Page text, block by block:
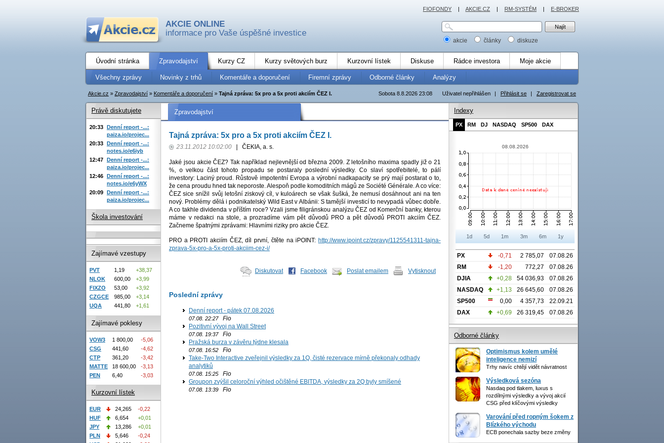
AKCIE ONLINE
informace pro Vaše úspěšné investice
akcie články diskuze
Úvodní stránka Zpravodajství Kurzy CZ Kurzy světových burz Kurzovní lístek Diskuse Rádce investora Moje akcie
Všechny zprávy Novinky z trhů Komentáře a doporučení Firemní zprávy Odborné články Analýzy
Uživatel nepřihlášen | Přihlásit se | Zaregistrovat se
Sobota 8.8.2026 23:08
Akcie.cz » Zpravodajství » Komentáře a doporučení » Tajná zpráva: 5x pro a 5x proti akciím ČEZ I.
Zpravodajství
Tajná zpráva: 5x pro a 5x proti akciím ČEZ I.
23.11.2012 10:02:00 ČEKIA, a. s.
Jaké jsou akcie ČEZ? Tak například nejlevnější od března 2009. Z letošního maxima spadly již o 21
%, o velkou část tohoto propadu se postaraly poslední výsledky. Co slaví spotřebitelé, to pálí
investory: Laciný proud. Růstově impotentní Evropa a výrobní nadkapacity se prý mají postarat o to,
že cena proudu hned tak neporoste. Alespoň podle komoditních mágů ze Société Générale. A co více:
ČEZ sice snížil svůj letošní ziskový cíl, v kuloárech se však šušká, že nemusí dosáhnout ani na ten
nový. Problémy dělá i podnikatelský Wild East v Albánii: S tamější investicí to nevypadá vůbec dobře.
A co takhle dividenda v příštím roce? Vzali jsme filigránskou analýzu ČEZ od Komerční banky, kterou
máme v redakci na stole, a prozradíme vám pět důvodů PRO a pět důvodů PROTI akciím ČEZ.
Začneme špatnými zprávami: Hlavními riziky pro akcie ČEZ.
PRO a PROTI akciím ČEZ, díl první, čtěte na iPOINT: http://www.ipoint.cz/zpravy/1125541311-tajna-
zprava-5x-pro-a-5x-proti-akciim-cez-i/
Diskutovat Facebook Poslat emailem Vytisknout
Poslední zprávy
Denní report - pátek 07.08.2026
07.08. 22:27Fio
Pozitivní vývoj na Wall Street
07.08. 19:37Fio
Pražská burza v závěru týdne klesala
07.08. 16:52 Fio
Take-Two Interactive zveřejnil výsledky za 1Q, čisté rezervace mírně překonaly odhady
analytiků
07.08. 15:25 Fio
Groupon zvýšil celoroční výhled očištěné EBITDA, výsledky za 2Q byly smíšené
07.08. 13:39 Fio
Právě diskutujete
20:33 Denní report -...:
paiza.io/projec...
20:33 Denní report -...:
notes.io/e6iyb
12:47 Denní report -...:
paiza.io/projec...
12:46 Denní report -...:
notes.io/e6yWX
20:09 Denní report -...:
paiza.io/projec...
Škola investování
Zajímavé vzestupy
PVT 1,19
+38,37
NLOK
600,00
+3,99
FIXZO
53,00
+3,92
CZGCE
985,00
+3,14
UQA
441,80 +1,61
Zajímavé poklesy
VOW3 1 800,00
-5,06
CSG
441,60
-4,62
CTP
361,20
-3,42
MATTE
18 600,00
-3,13
PEN
6,40 -3,03
Kurzovní lístek
EUR 24,265
-0,22
HUF
6,654
+0,01
JPY
13,286
+0,01
PLN
5,646
-0,24
Indexy
PX RM DJ NASDAQ SP500 DAX
08.08.2026
1d 5d 1m 3m 6m 1y
PX -0,71 2 785,07
07.08.26
RM
-1,20 772,27
07.08.26
DJIA
+0,28 54 036,93
07.08.26
NASDAQ
+1,13 26 645,60
07.08.26
SP500
0,00 4 357,73
22.09.21
DAX
+0,69 26 319,45 07.08.26
Odborné články
Optimismus kolem umělé
inteligence nemizí
Trhy navíc chtějí vidět návratnost
Výsledková sezóna
Nasdaq pod tlakem, luxus s
rozdílnými výsledky a vývoj akcií
CSG před klíčovými výsledky
Varování před ropným šokem z
Blízkého východu
ECB ponechala sazby beze změny
FIOFONDY | AKCIE.CZ | RM-SYSTÉM | E-BROKER